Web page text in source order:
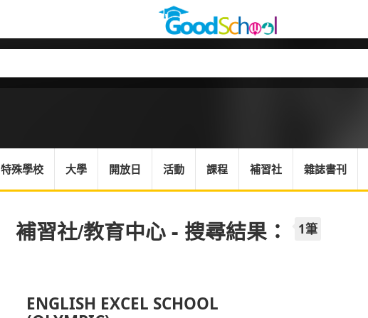
特殊學校 大學 開放日 活動 課程 補習社 雜誌書刊
補習社/教育中心 - 搜尋結果： 1筆
ENGLISH EXCEL SCHOOL